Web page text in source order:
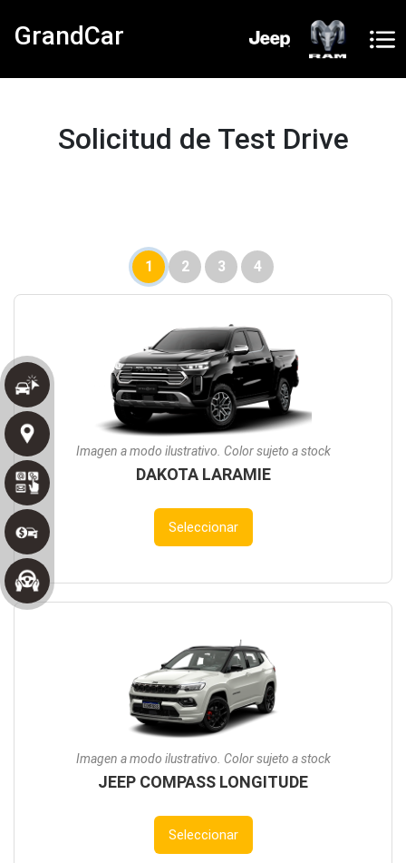
GrandCar
Solicitud de Test Drive
1 2 3 4
Imagen a modo ilustrativo. Color sujeto a stock
DAKOTA LARAMIE
Seleccionar
Imagen a modo ilustrativo. Color sujeto a stock
JEEP COMPASS LONGITUDE
Seleccionar